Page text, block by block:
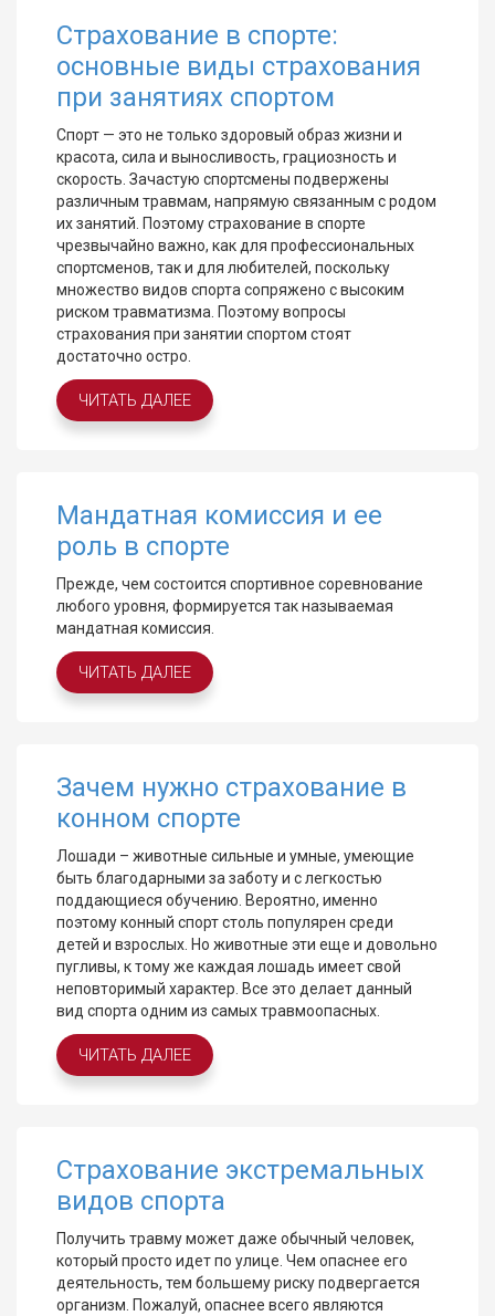
Страхование в спорте:
основные виды страхования
при занятиях спортом
Спорт — это не только здоровый образ жизни и
красота, сила и выносливость, грациозность и
скорость. Зачастую спортсмены подвержены
различным травмам, напрямую связанным с родом
их занятий. Поэтому страхование в спорте
чрезвычайно важно, как для профессиональных
спортсменов, так и для любителей, поскольку
множество видов спорта сопряжено с высоким
риском травматизма. Поэтому вопросы
страхования при занятии спортом стоят
достаточно остро.
ЧИТАТЬ ДАЛЕЕ
Мандатная комиссия и ее
роль в спорте
Прежде, чем состоится спортивное соревнование
любого уровня, формируется так называемая
мандатная комиссия.
ЧИТАТЬ ДАЛЕЕ
Зачем нужно страхование в
конном спорте
Лошади – животные сильные и умные, умеющие
быть благодарными за заботу и с легкостью
поддающиеся обучению. Вероятно, именно
поэтому конный спорт столь популярен среди
детей и взрослых. Но животные эти еще и довольно
пугливы, к тому же каждая лошадь имеет свой
неповторимый характер. Все это делает данный
вид спорта одним из самых травмоопасных.
ЧИТАТЬ ДАЛЕЕ
Страхование экстремальных
видов спорта
Получить травму может даже обычный человек,
который просто идет по улице. Чем опаснее его
деятельность, тем большему риску подвергается
организм. Пожалуй, опаснее всего являются